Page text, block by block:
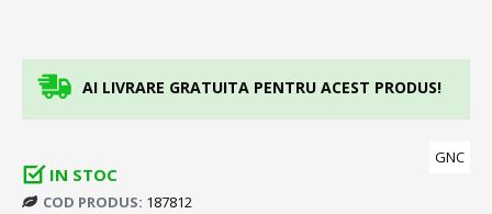
AI LIVRARE GRATUITA PENTRU ACEST PRODUS!
IN STOC
COD PRODUS: 187812
GNC